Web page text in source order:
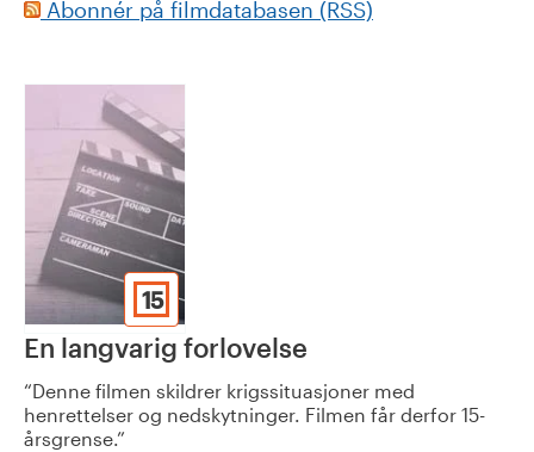
Abonnér på filmdatabasen (RSS)
15
En langvarig forlovelse
Denne filmen skildrer krigssituasjoner med
henrettelser og nedskytninger. Filmen får derfor 15-
årsgrense.